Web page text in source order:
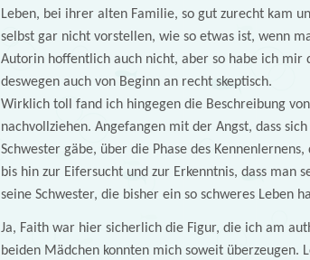
Leben, bei ihrer alten Familie, so gut zurecht kam
selbst gar nicht vorstellen, wie so etwas ist, wenn
Autorin hoffentlich auch nicht, aber so habe ich
deswegen auch von Beginn an recht skeptisch.
Wirklich toll fand ich hingegen die Beschreibung
nachvollziehen. Angefangen mit der Angst, dass
Schwester gäbe, über die Phase des
bis hin zur Eifersucht und zur Erkenntnis, dass
seine Schwester, die bisher ein so schweres Leben
Ja, Faith war hier sicherlich die Figur, die ich am
beiden Mädchen konnten mich soweit überzeugen.